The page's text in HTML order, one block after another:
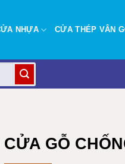
NHỰA CỬA THÉP VÂN
CỬA GỖ